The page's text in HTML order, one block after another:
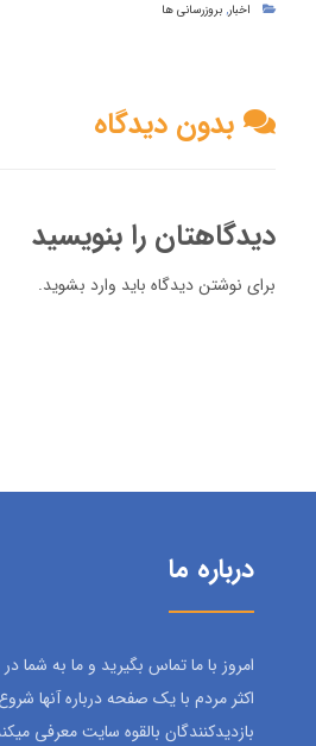
اخبار, بروزرسانی ها
بدون دیدگاه
دیدگاهتان را بنویسید
برای نوشتن دیدگاه باید وارد بشوید.
درباره ما
امروز با ما تماس بگیرید و ما به شما
اکثر مردم با یک صفحه درباره آنها
بازدیدکنندگان بالقوه سایت معرفی